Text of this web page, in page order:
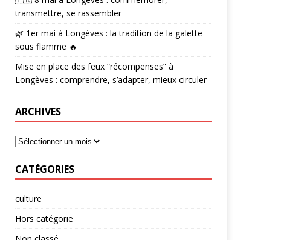
transmettre, se rassembler
🌿 1er mai à Longèves : la tradition de la galette
sous flamme 🔥
Mise en place des feux “récompenses” à
Longèves : comprendre, s’adapter, mieux circuler
ARCHIVES
CATÉGORIES
culture
Hors catégorie